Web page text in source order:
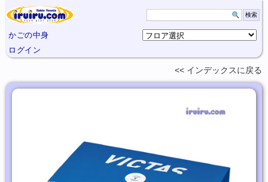
かごの中身
ログイン
インデックスに 戻る